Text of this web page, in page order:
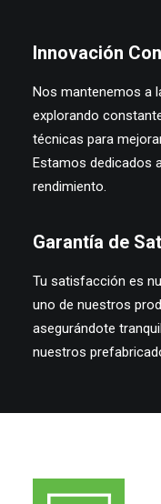
Innovación
Nos mantenemos a
explorando
técnicas para
Estamos dedicados
rendimiento.
Garantía de
Tu satisfacción es
uno de nuestros
asegurándote
nuestros